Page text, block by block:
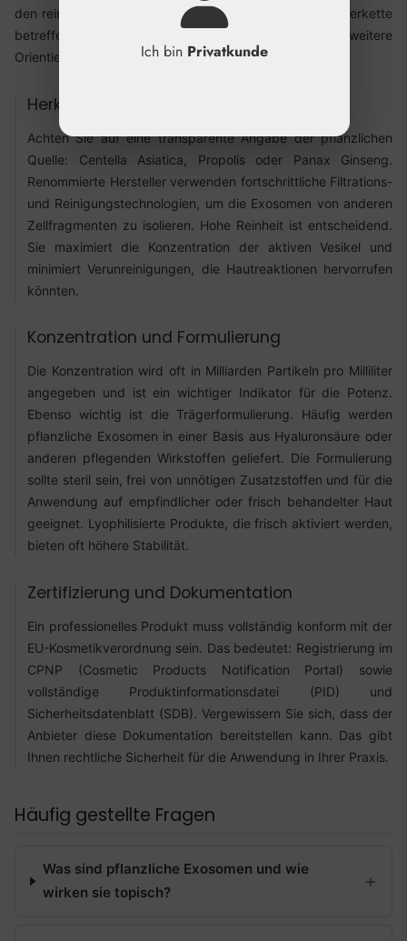
den reinen Wirkstoff hinausgehen und die gesamte Lieferkette
betreffen. Eine detaillierte
kann weitere
Orientierung bieten.
Herkunft und Reinheit der Exosomen
Achten Sie auf eine transparente Angabe der pflanzlichen
Quelle: Centella Asiatica, Propolis oder Panax Ginseng.
Renommierte Hersteller verwenden fortschrittliche Filtrations-
und Reinigungstechnologien, um die Exosomen von anderen
Zellfragmenten zu isolieren. Hohe Reinheit ist entscheidend.
Sie maximiert die Konzentration der aktiven Vesikel und
minimiert Verunreinigungen, die Hautreaktionen hervorrufen
könnten.
Konzentration und Formulierung
Die Konzentration wird oft in Milliarden Partikeln pro Milliliter
angegeben und ist ein wichtiger Indikator für die Potenz.
Ebenso wichtig ist die Trägerformulierung. Häufig werden
pflanzliche Exosomen in einer Basis aus Hyaluronsäure oder
anderen pflegenden Wirkstoffen geliefert. Die Formulierung
sollte steril sein, frei von unnötigen Zusatzstoffen und für die
Anwendung auf empfindlicher oder frisch behandelter Haut
geeignet. Lyophilisierte Produkte, die frisch aktiviert werden,
bieten oft höhere Stabilität.
Zertifizierung und Dokumentation
Ein professionelles Produkt muss vollständig konform mit der
EU-Kosmetikverordnung sein. Das bedeutet: Registrierung im
CPNP (Cosmetic Products Notification Portal) sowie
vollständige Produktinformationsdatei (PID) und
Sicherheitsdatenblatt (SDB). Vergewissern Sie sich, dass der
Anbieter diese Dokumentation bereitstellen kann. Das gibt
Ihnen rechtliche Sicherheit für die Anwendung in Ihrer Praxis.
Häufig gestellte Fragen
Was sind pflanzliche Exosomen und wie
wirken sie topisch?
Ich bin Privatkunde